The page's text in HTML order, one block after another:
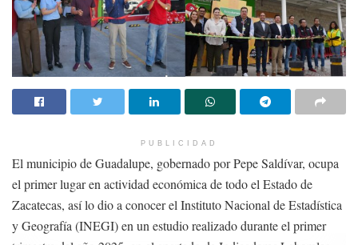
PUBLICIDAD
El municipio de Guadalupe, gobernado por Pepe Saldívar, ocupa
el primer lugar en actividad económica de todo el Estado de
Zacatecas, así lo dio a conocer el Instituto Nacional de Estadística
y Geografía (INEGI) en un estudio realizado durante el primer